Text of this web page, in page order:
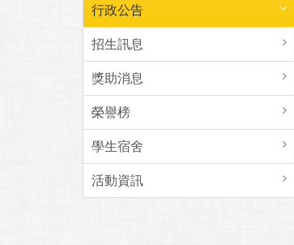
行政公告
招生訊息
獎助消息
榮譽榜
學生宿舍
活動資訊